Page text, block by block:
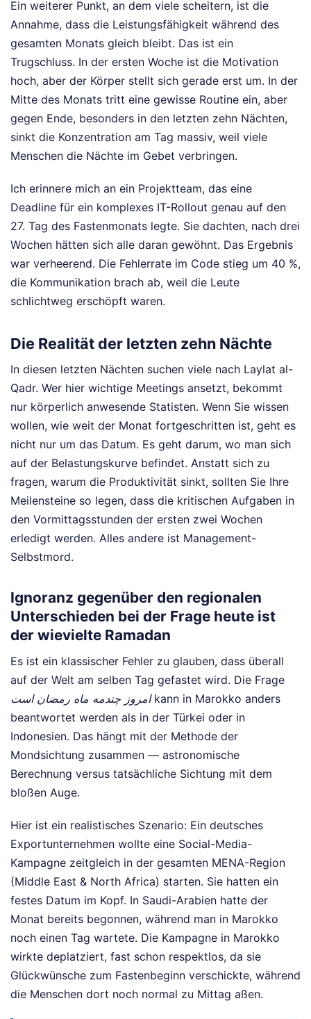
Ein weiterer Punkt, an dem viele scheitern, ist die
Annahme, dass die Leistungsfähigkeit während des
gesamten Monats gleich bleibt. Das ist ein
Trugschluss. In der ersten Woche ist die Motivation
hoch, aber der Körper stellt sich gerade erst um. In der
Mitte des Monats tritt eine gewisse Routine ein, aber
gegen Ende, besonders in den letzten zehn Nächten,
sinkt die Konzentration am Tag massiv, weil viele
Menschen die Nächte im Gebet verbringen.
Ich erinnere mich an ein Projektteam, das eine
Deadline für ein komplexes IT-Rollout genau auf den
27. Tag des Fastenmonats legte. Sie dachten, nach drei
Wochen hätten sich alle daran gewöhnt. Das Ergebnis
war verheerend. Die Fehlerrate im Code stieg um 40 %,
die Kommunikation brach ab, weil die Leute
schlichtweg erschöpft waren.
Die Realität der letzten zehn Nächte
In diesen letzten Nächten suchen viele nach Laylat al-
Qadr. Wer hier wichtige Meetings ansetzt, bekommt
nur körperlich anwesende Statisten. Wenn Sie wissen
wollen, wie weit der Monat fortgeschritten ist, geht es
nicht nur um das Datum. Es geht darum, wo man sich
auf der Belastungskurve befindet. Anstatt sich zu
fragen, warum die Produktivität sinkt, sollten Sie Ihre
Meilensteine so legen, dass die kritischen Aufgaben in
den Vormittagsstunden der ersten zwei Wochen
erledigt werden. Alles andere ist Management-
Selbstmord.
Ignoranz gegenüber den regionalen
Unterschieden bei der Frage heute ist
der wievielte Ramadan
Es ist ein klassischer Fehler zu glauben, dass überall
auf der Welt am selben Tag gefastet wird. Die Frage
امروز چندمه ماه رمضان استkann in Marokko anders
beantwortet werden als in der Türkei oder in
Indonesien. Das hängt mit der Methode der
Mondsichtung zusammen — astronomische
Berechnung versus tatsächliche Sichtung mit dem
bloßen Auge.
Hier ist ein realistisches Szenario: Ein deutsches
Exportunternehmen wollte eine Social-Media-
Kampagne zeitgleich in der gesamten MENA-Region
(Middle East & North Africa) starten. Sie hatten ein
festes Datum im Kopf. In Saudi-Arabien hatte der
Monat bereits begonnen, während man in Marokko
noch einen Tag wartete. Die Kampagne in Marokko
wirkte deplatziert, fast schon respektlos, da sie
Glückwünsche zum Fastenbeginn verschickte, während
die Menschen dort noch normal zu Mittag aßen.